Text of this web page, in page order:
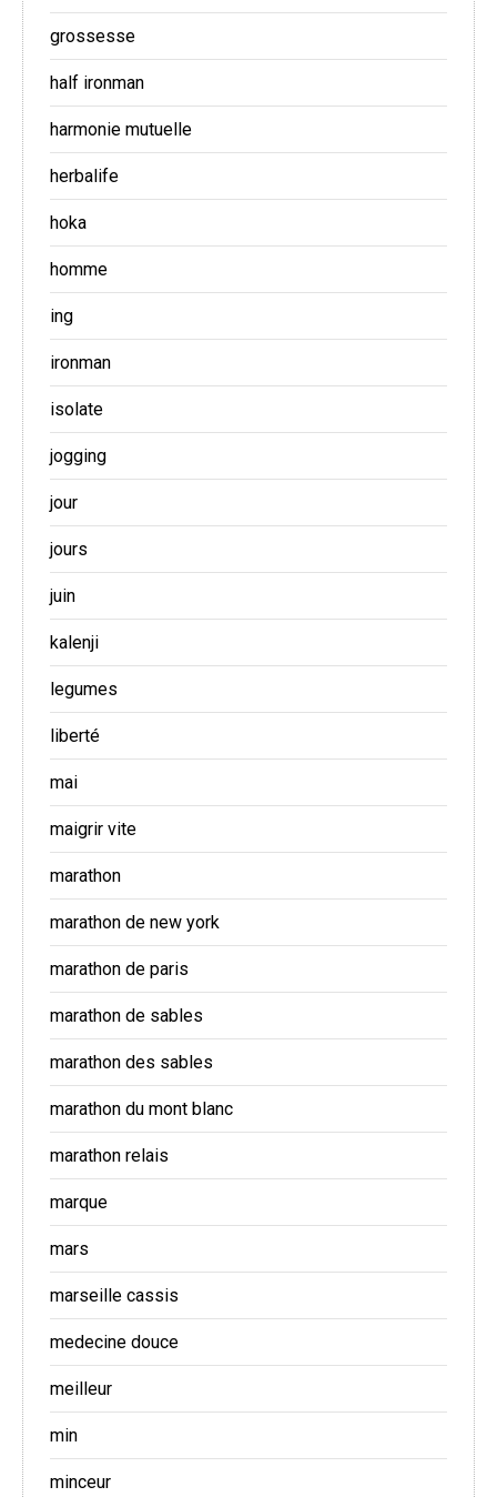
grossesse
half ironman
harmonie mutuelle
herbalife
hoka
homme
ing
ironman
isolate
jogging
jour
jours
juin
kalenji
legumes
liberté
mai
maigrir vite
marathon
marathon de new york
marathon de paris
marathon de sables
marathon des sables
marathon du mont blanc
marathon relais
marque
mars
marseille cassis
medecine douce
meilleur
min
minceur